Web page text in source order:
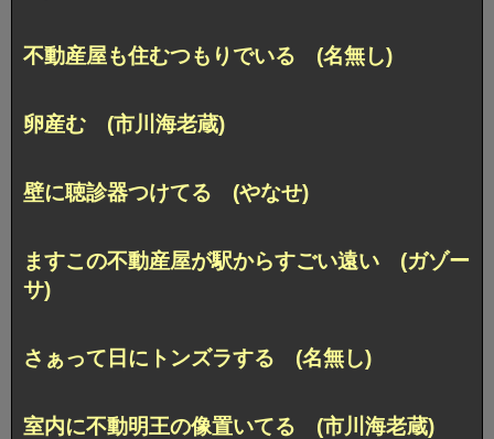
不動産屋も住むつもりでいる (名無し)
卵産む (市川海老蔵)
壁に聴診器つけてる (やなせ)
ますこの不動産屋が駅からすごい遠い (ガゾー
サ)
さぁって日にトンズラする (名無し)
室内に不動明王の像置いてる (市川海老蔵)